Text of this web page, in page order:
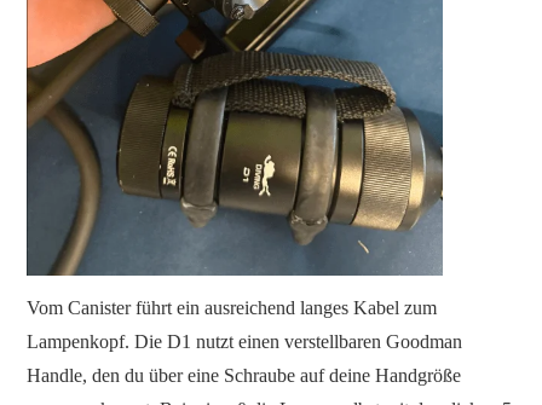
Vom Canister führt ein ausreichend langes Kabel zum
Lampenkopf. Die D1 nutzt einen verstellbaren Goodman
Handle, den du über eine Schraube auf deine Handgröße